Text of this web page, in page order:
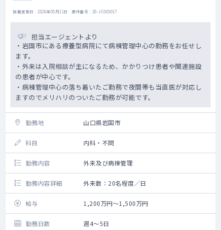
掲載更新日 : 2026年05月11日 案件番号 : 20-JC003017
担当エージェントより
・岩国市にある療養型病院にて病棟管理中心の勤務をお任せし
ます。
・外来は入院相談が主になるため、かかりつけ患者や関連施設
の患者が中心です。
・病棟管理中心の落ち着いたご勤務で夜間帯も当直医が対応し
ますのでメリハリのついたご勤務が可能です。
勤務地 山口県岩国市
科目 内科・不問
勤務内容 外来及び病棟管理
勤務内容詳細 外来数：20名程度／日
給与 1,200万円～1,500万円
勤務日数 週4～5日